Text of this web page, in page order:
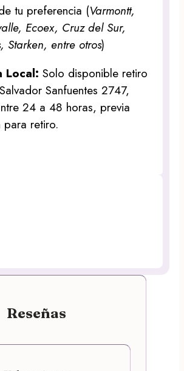
tu preferencia (Varmontt,
Ecoex, Cruz del Sur,
Starken, entre otros)
Local:Solo disponible retiro
Sanfuentes 2747,
24 a 48 horas, previa
para retiro.
Reseñas